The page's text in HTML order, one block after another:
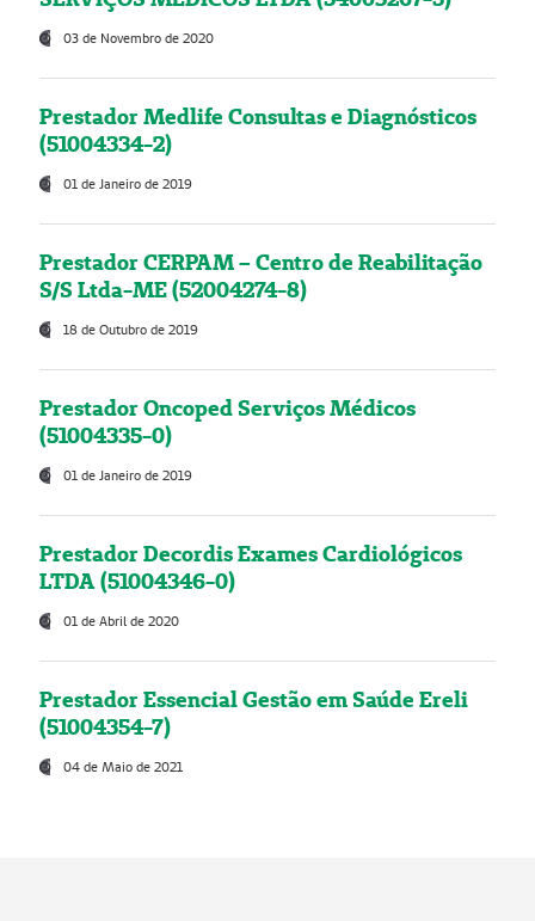
03 de Novembro de 2020
Prestador Medlife Consultas e Diagnósticos
(51004334-2)
01 de Janeiro de 2019
Prestador CERPAM – Centro de Reabilitação
S/S Ltda-ME (52004274-8)
18 de Outubro de 2019
Prestador Oncoped Serviços Médicos
(51004335-0)
01 de Janeiro de 2019
Prestador Decordis Exames Cardiológicos
LTDA (51004346-0)
01 de Abril de 2020
Prestador Essencial Gestão em Saúde Ereli
(51004354-7)
04 de Maio de 2021